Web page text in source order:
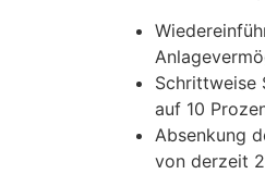
Schrittweise
auf 10
Absenkung
von derzeit